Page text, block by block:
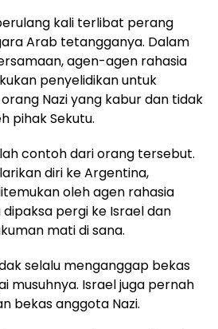
kali terlibat perang
Arab tetangganya. Dalam
agen-agen rahasia
penyelidikan untuk
Nazi yang kabur dan tidak
pihak Sekutu.
contoh dari orang tersebut.
diri ke Argentina,
oleh agen rahasia
dipaksa pergi ke Israel dan
mati di sana.
selalu menganggap bekas
musuhnya. Israel juga pernah
bekas anggota Nazi.